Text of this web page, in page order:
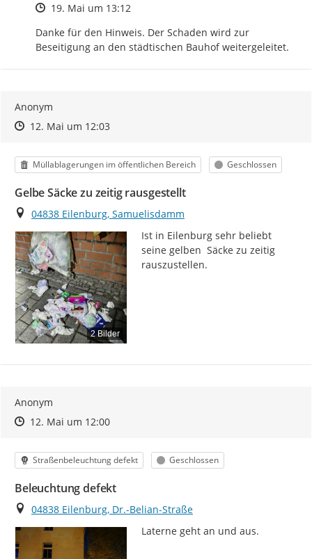
Zeitpunkt des Erstellens
19. Mai um 13:12
Danke für den Hinweis. Der Schaden wird zur
Beseitigung an den städtischen Bauhof weitergeleitet.
Anonym
Zeitpunkt des Erstellens
Zeitpunkt des Erstellens
12. Mai um 12:03Zur Äußerung
Kategorie
Müllablagerungen im öffentlichen Bereich Status
Geschlossen
Gelbe Säcke zu zeitig rausgestellt
Ort
04838 Eilenburg, Samuelisdamm
2 Bilder
Ist in Eilenburg sehr beliebt
seine gelben  Säcke zu zeitig
rauszustellen.
Anonym
Zeitpunkt des Erstellens
Zeitpunkt des Erstellens
12. Mai um 12:00Zur Äußerung
Kategorie
Straßenbeleuchtung defekt Status
Geschlossen
Beleuchtung defekt
Ort
04838 Eilenburg, Dr.-Belian-Straße
Laterne geht an und aus.